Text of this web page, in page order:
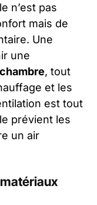
n’est pas
mais de
Une
une
chambre, tout
et les
est tout
prévient les
un air